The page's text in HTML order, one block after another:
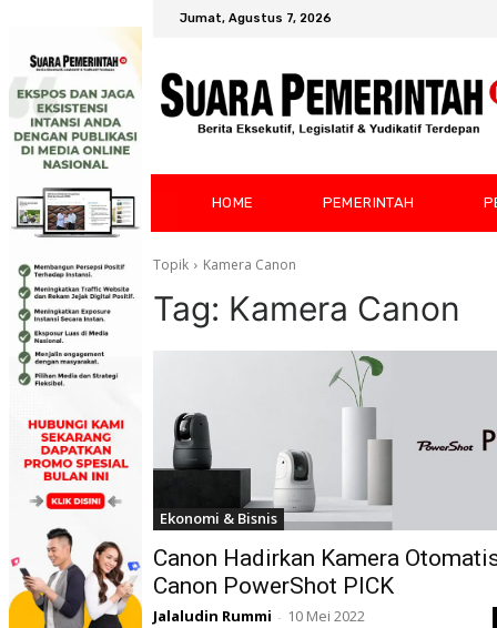
Jumat, Agustus 7, 2026
HOME PEMERINTAH
Topik Kamera Canon
Tag: Kamera Canon
Ekonomi & Bisnis
Canon Hadirkan Kamera
Canon PowerShot PICK
Jalaludin Rummi - 10 Mei 2022